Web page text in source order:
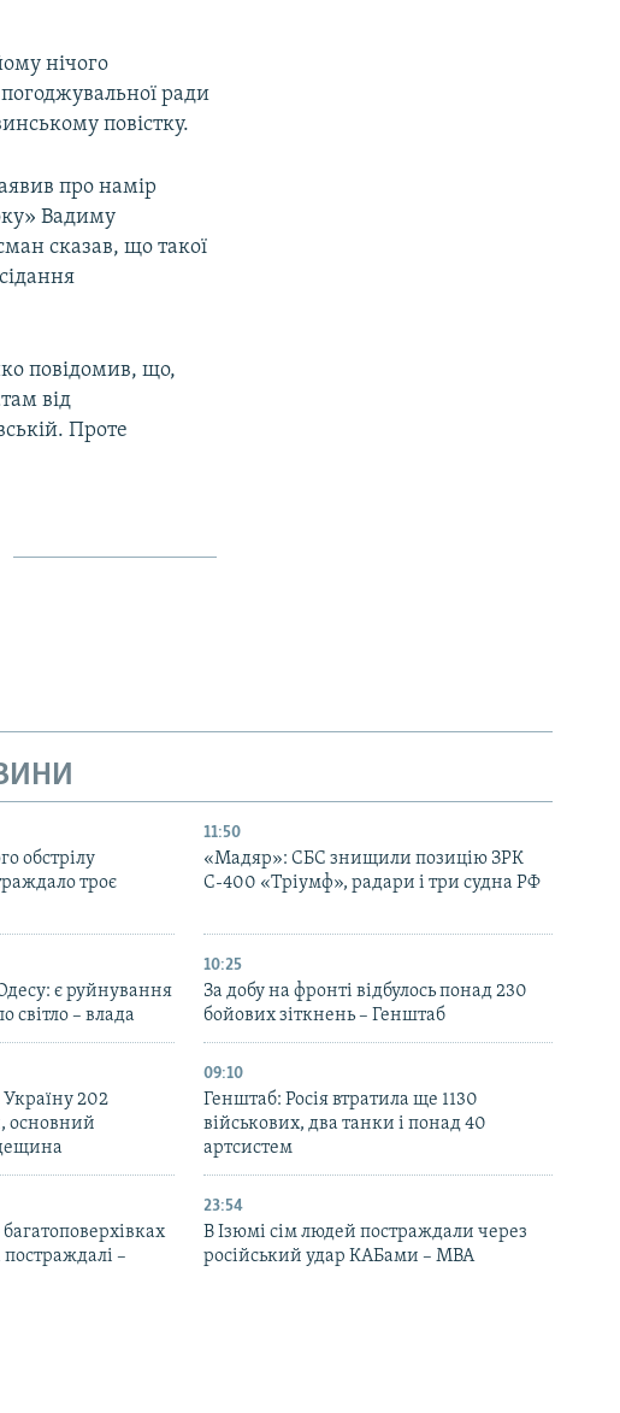
нічого
ради
повістку.
про намір
Вадиму
сказав, що такої
повідомив, що,
від
Проте
обстрілу
троє
11:50
«Мадяр»: СБС знищили позицію ЗРК
С-400 «Тріумф», радари і три судна РФ
є руйнування
світло – влада
10:25
За добу на фронті відбулось понад 230
бойових зіткнень – Генштаб
Україну 202
основний
09:10
Генштаб: Росія втратила ще 1130
військових, два танки і понад 40
артсистем
постраждалі –
23:54
В Ізюмі сім людей постраждали через
російський удар КАБами – МВА